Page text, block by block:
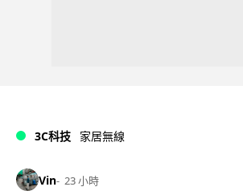
3C科技 家居無線
Vin 23 小時